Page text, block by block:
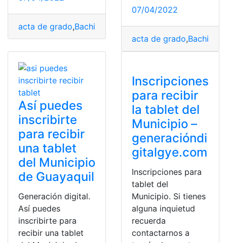
acta de grado,Bachiller Digital,dialectos del Ecuador
07/04/2022
acta de grado,Bachiller
Así puedes
inscribirte
para recibir
una tablet
del Municipio
de Guayaquil
Generación digital.
Así puedes
inscribirte para
recibir una tablet
Inscripciones
para recibir
la tablet del
Municipio –
generacióndi
gitalgye.com
Inscripciones para
tablet del
Municipio. Si tienes
alguna inquietud
recuerda
contactarnos a